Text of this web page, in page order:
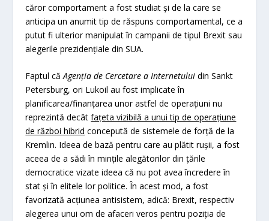
căror comportament a fost studiat și de la care se
anticipa un anumit tip de răspuns comportamental, ce a
putut fi ulterior manipulat în campanii de tipul Brexit sau
alegerile prezidențiale din SUA.
Faptul căAgenția de Cercetare a Internetului din Sankt
Petersburg, ori Lukoil au fost implicate în
planificarea/finanțarea unor astfel de operațiuni nu
reprezintă decâtfațeta vizibilă a unui tip de operațiune
de război hibrid concepută de sistemele de forță de la
Kremlin. Ideea de bază pentru care au plătit rușii, a fost
aceea de a sădi în mințile alegătorilor din țările
democratice vizate ideea că nu pot avea încredere în
stat și în elitele lor politice. În acest mod, a fost
favorizată acțiunea antisistem, adică: Brexit, respectiv
alegerea unui om de afaceri veros pentru poziția de